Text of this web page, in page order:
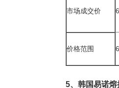
市场成交价
价格范围
5、韩国易诺